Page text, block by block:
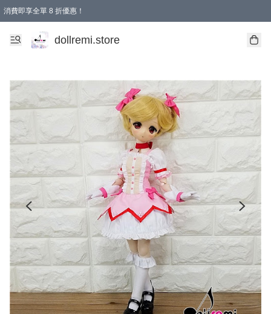
消費即享全單 8 折優惠！
購物滿 HKD 1500.00即享免運費優惠！（適用於 本地送貨、本地取貨、國際送貨 )
dollremi.store